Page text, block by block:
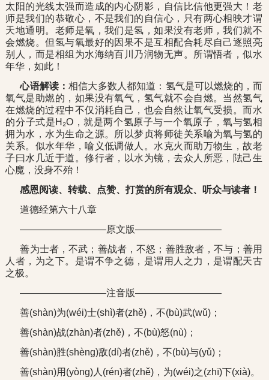
太阳的光线太强而造成的内心阴影，自信比信他更强大！老
师是我们的恭敬心，不是我们的自信心，只有两心相映才谓
天地通明。老师是氧，我们是氢，如果没有老师，我们就不
会燃烧。但氢与氧最好的因果不是互相配合耗尽自己逐照亮
别人，而是相组为水海纳百川乃润物无声。所谓悟者，似水
年华，如此！
心语解读：相信大多数人都知道：氢气是可以燃烧的，而
氧气是助燃的，如果没有氧气，氢气就不会自燃。当然氢气
在燃烧的过程中不仅消耗自己，也会自然让氧气受损。而水
的分子式是H₂O，就是两个氢原子与一个氧原子，氧与氢相
拥为水，水为生命之源。所以梦贞将师徒关系喻为氧与氢的
关系。似水年华，喻义低调做人。水克火而助万物生，故老
子曰水几近于道。修行者，以水为镜，去众人所恶，阹己生
心魔，没身不殆！
感恩阅读、转载、点赞、打赏的所有观众、听众与读者！
道德经第六十八章
—————————原文版—————————
善为士者，不武；善战者，不怒；善胜敌者，不与；善用
人者，为之下。是谓不争之德，是谓用人之力，是谓配天古
之极。
—————————注音版—————————
善(shàn)为(wéi)士(shì)者(zhě)，不(bù)武(wǔ)；
善(shàn)战(zhàn)者(zhě)，不(bù)怒(nù)；
善(shàn)胜(shèng)敌(dí)者(zhě)，不(bù)与(yǔ)；
善(shàn)用(yòng)人(rén)者(zhě)，为(wéi)之(zhī)下(xià)。